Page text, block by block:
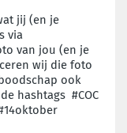
jij (en je
via
van jou (en je
wij die foto
ook
hashtags #COC